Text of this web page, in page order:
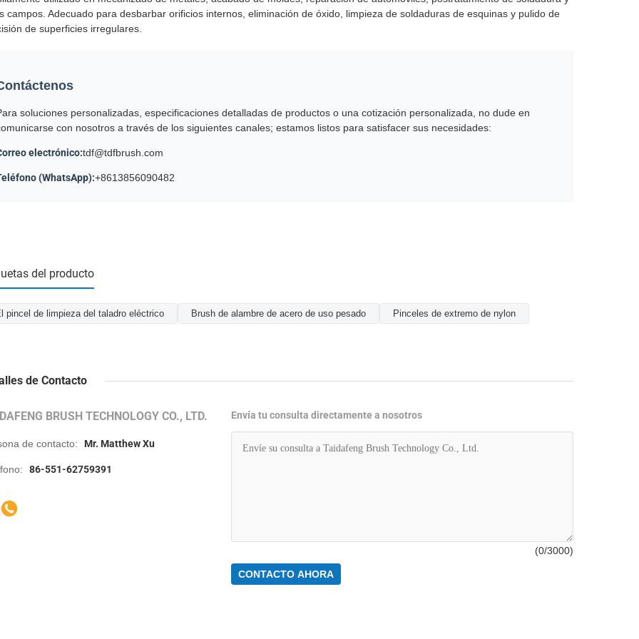
campos. Adecuado para desbarbar orificios internos, eliminación de óxido, limpieza de soldaduras de esquinas y pulido de
de superficies irregulares.
soluciones personalizadas, especificaciones detalladas de productos o una cotización personalizada, no dude en
con nosotros a través de los siguientes canales; estamos listos para satisfacer sus necesidades:
electrónico:tdf@tdfbrush.com
(WhatsApp):+8613856090482
del producto
pincel de limpieza del taladro eléctrico Brush de alambre de acero de uso pesado Pinceles de extremo de nylon
de Contacto
BRUSH TECHNOLOGY CO., LTD.
de contacto: Mr. Matthew Xu
86-551-62759391
Envía tu consulta directamente a nosotros
(0/3000)
CONTACTO AHORA